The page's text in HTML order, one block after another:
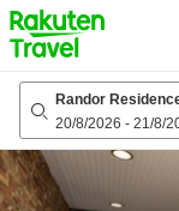
to
top
page
Randor
20/8/2026 - 21/8/